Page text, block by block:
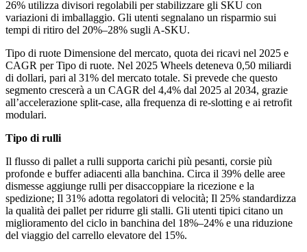
26% utilizza divisori regolabili per stabilizzare gli SKU con
variazioni di imballaggio. Gli utenti segnalano un risparmio sui
tempi di ritiro del 20%–28% sugli A-SKU.
Tipo di ruote Dimensione del mercato, quota dei ricavi nel 2025 e
CAGR per Tipo di ruote. Nel 2025 Wheels deteneva 0,50 miliardi
di dollari, pari al 31% del mercato totale. Si prevede che questo
segmento crescerà a un CAGR del 4,4% dal 2025 al 2034, grazie
all’accelerazione split-case, alla frequenza di re-slotting e ai retrofit
modulari.
Tipo di rulli
Il flusso di pallet a rulli supporta carichi più pesanti, corsie più
profonde e buffer adiacenti alla banchina. Circa il 39% delle aree
dismesse aggiunge rulli per disaccoppiare la ricezione e la
spedizione; Il 31% adotta regolatori di velocità; Il 25% standardizza
la qualità dei pallet per ridurre gli stalli. Gli utenti tipici citano un
miglioramento del ciclo in banchina del 18%–24% e una riduzione
del viaggio del carrello elevatore del 15%.